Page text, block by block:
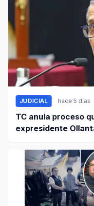
JUDICIAL hace 5 días
TC anula proceso
expresidente